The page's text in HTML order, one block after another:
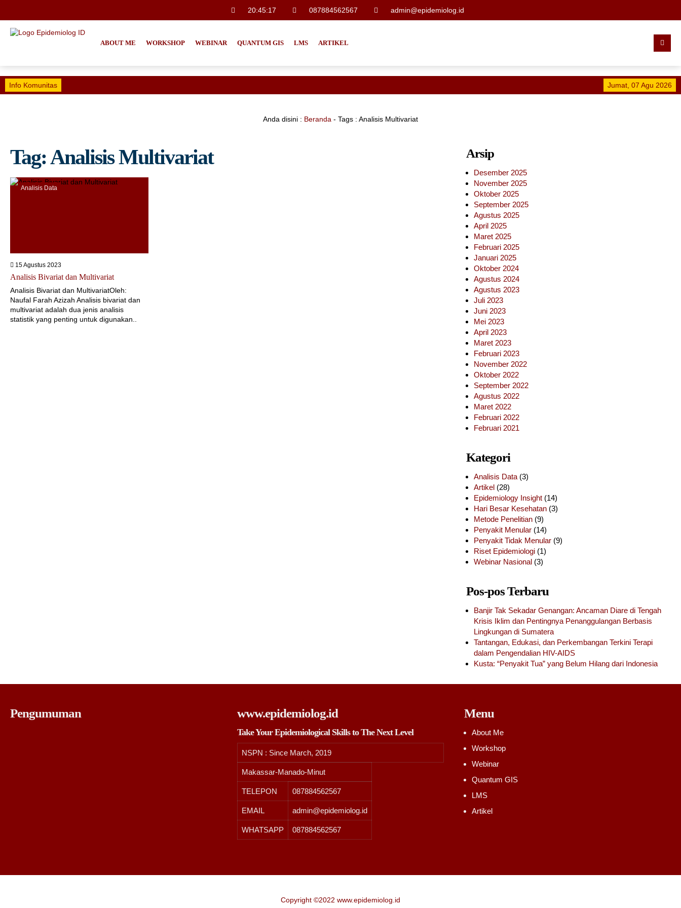
20:45:17 087884562567 admin@epidemiolog.id
ABOUT ME WORKSHOP WEBINAR QUANTUM GIS LMS ARTIKEL
Info Komunitas Jumat, 07 Agu 2026
Anda disini : Beranda - Tags : Analisis Multivariat
Tag:Analisis Multivariat
Analisis Data
15 Agustus 2023
Analisis Bivariat dan Multivariat
Analisis Bivariat dan MultivariatOleh:
Naufal Farah Azizah Analisis bivariat dan
multivariat adalah dua jenis analisis
statistik yang penting untuk digunakan..
Arsip
Desember 2025
November 2025
Oktober 2025
September 2025
Agustus 2025
April 2025
Maret 2025
Februari 2025
Januari 2025
Oktober 2024
Agustus 2024
Agustus 2023
Juli 2023
Juni 2023
Mei 2023
April 2023
Maret 2023
Februari 2023
November 2022
Oktober 2022
September 2022
Agustus 2022
Maret 2022
Februari 2022
Februari 2021
Kategori
Analisis Data (3)
Artikel (28)
Epidemiology Insight (14)
Hari Besar Kesehatan (3)
Metode Penelitian (9)
Penyakit Menular (14)
Penyakit Tidak Menular (9)
Riset Epidemiologi (1)
Webinar Nasional (3)
Pos-pos Terbaru
Banjir Tak Sekadar Genangan: Ancaman Diare di Tengah
Krisis Iklim dan Pentingnya Penanggulangan Berbasis
Lingkungan di Sumatera
Tantangan, Edukasi, dan Perkembangan Terkini Terapi
dalam Pengendalian HIV-AIDS
Kusta: “Penyakit Tua” yang Belum Hilang dari Indonesia
Pengumuman www.epidemiolog.id
Take Your Epidemiological Skills to The Next Level
NSPN : Since March, 2019
Makassar-Manado-Minut
TELEPON 087884562567
EMAIL admin@epidemiolog.id
WHATSAPP 087884562567
Menu
About Me
Workshop
Webinar
Quantum GIS
LMS
Artikel
Copyright ©2022 www.epidemiolog.id